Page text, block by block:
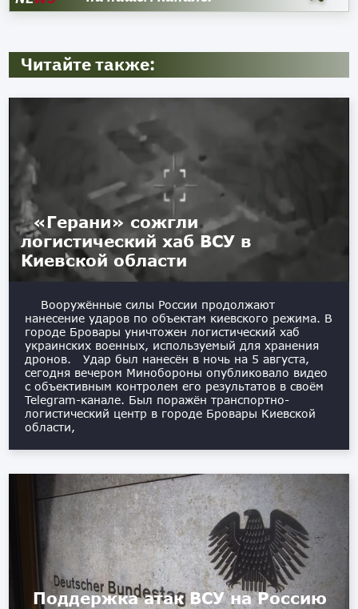
Читайте также:
«Герани» сожгли
логистический хаб ВСУ в
Киевской области
Вооружённые силы России продолжают
нанесение ударов по объектам киевского режима. В
городе Бровары уничтожен логистический хаб
украинских военных, используемый для хранения
дронов. Удар был нанесён в ночь на 5 августа,
сегодня вечером Минобороны опубликовало видео
с объективным контролем его результатов в своём
Telegram-канале. Был поражён транспортно-
логистический центр в городе Бровары Киевской
области,
Поддержка атак ВСУ на Россию